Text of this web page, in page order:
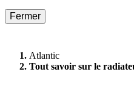
Fermer
Atlantic
Tout savoir sur le